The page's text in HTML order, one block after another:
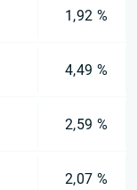
1,92 %
4,49 %
2,59 %
2,07 %